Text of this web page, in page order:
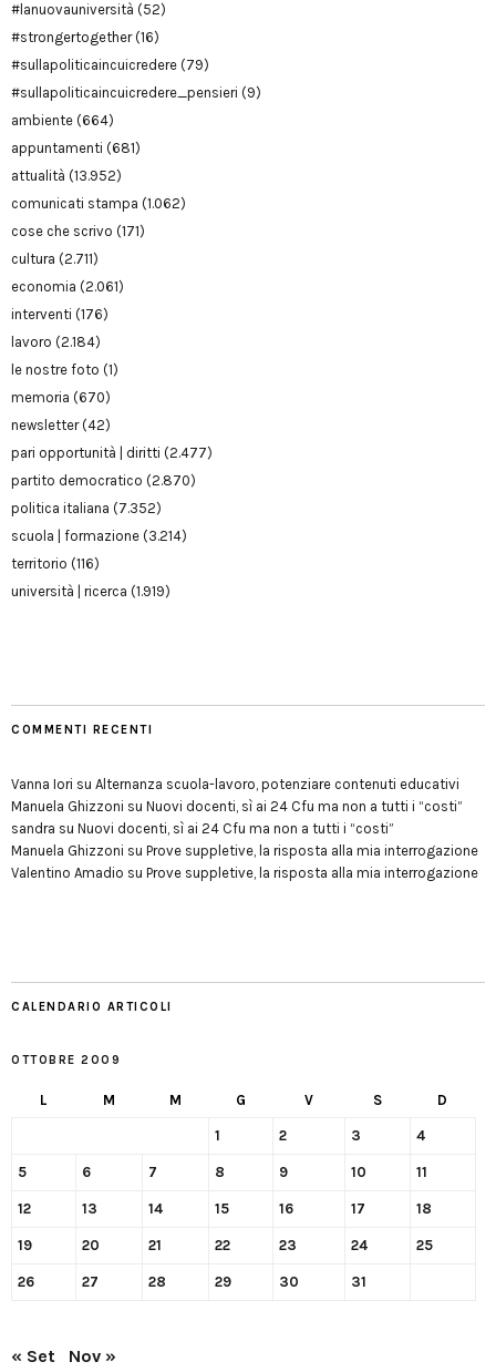
#lanuovauniversità (52)
#strongertogether(16)
#sullapoliticaincuicredere (79)
#sullapoliticaincuicredere_pensieri (9)
ambiente (664)
appuntamenti (681)
attualità (13.952)
comunicati stampa (1.062)
cose che scrivo (171)
cultura (2.711)
economia (2.061)
interventi (176)
lavoro (2.184)
le nostre foto (1)
memoria (670)
newsletter(42)
pari opportunità | diritti (2.477)
partito democratico (2.870)
politica italiana (7.352)
scuola | formazione (3.214)
territorio (116)
università | ricerca (1.919)
COMMENTI RECENTI
Vanna Iori su Alternanza scuola-lavoro, potenziare contenuti educativi
Manuela Ghizzoni su Nuovi docenti, sì ai 24 Cfu ma non a tutti i “costi”
sandra su Nuovi docenti, sì ai 24 Cfu ma non a tutti i “costi”
Manuela Ghizzoni su Prove suppletive, la risposta alla mia interrogazione
Valentino Amadio su Prove suppletive, la risposta alla mia interrogazione
CALENDARIO ARTICOLI
OTTOBRE 2009
L M M G V S D
1 2 3 4
5 6 7 8 9 10 11
12 13 14 15 16 17 18
19 20 21 22 23 24 25
26 27 28 29 30 31
« Set Nov »